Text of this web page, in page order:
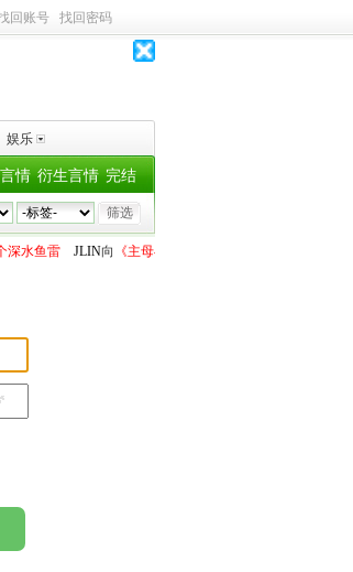
回账号 找回密码
娱乐
完结
衍生言情
情
水鱼雷 JLIN向《主母与马奴》以笑和